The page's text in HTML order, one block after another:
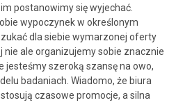
postanowimy się wyjechać.
wypoczynek w określonym
dla siebie wymarzonej oferty
nie ale organizujemy sobie znacznie
jesteśmy szeroką szansę na owo,
badaniach. Wiadomo, że biura
czasowe promocje, a silna